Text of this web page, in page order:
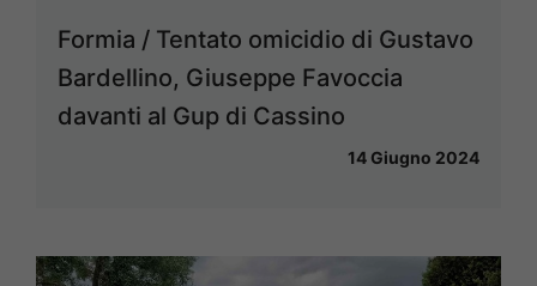
Formia / Tentato omicidio di Gustavo
Bardellino, Giuseppe Favoccia
davanti al Gup di Cassino
14 Giugno 2024